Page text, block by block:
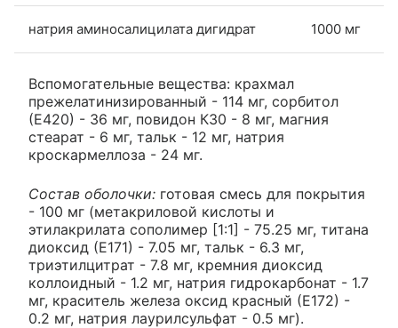
натрия аминосалицилата дигидрат 1000 мг
Вспомогательные вещества: крахмал
прежелатинизированный - 114 мг, сорбитол
(Е420) - 36 мг, повидон К30 - 8 мг, магния
стеарат - 6 мг, тальк - 12 мг, натрия
кроскармеллоза - 24 мг.
Состав оболочки: готовая смесь для покрытия
- 100 мг (метакриловой кислоты и
этилакрилата сополимер [1:1] - 75.25 мг, титана
диоксид (Е171) - 7.05 мг, тальк - 6.3 мг,
триэтилцитрат - 7.8 мг, кремния диоксид
коллоидный - 1.2 мг, натрия гидрокарбонат - 1.7
мг, краситель железа оксид красный (Е172) -
0.2 мг, натрия лаурилсульфат - 0.5 мг).